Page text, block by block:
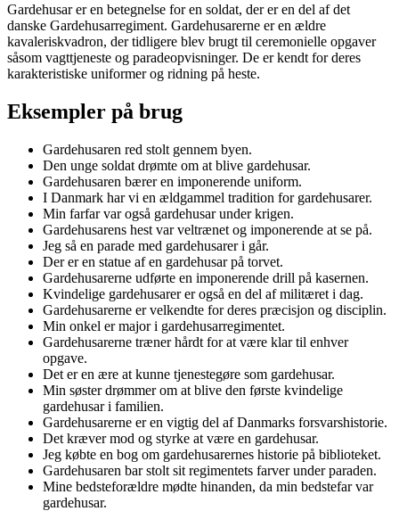
Gardehusar er en betegnelse for en soldat, der er en del af det
danske Gardehusarregiment. Gardehusarerne er en ældre
kavaleriskvadron, der tidligere blev brugt til ceremonielle opgaver
såsom vagttjeneste og paradeopvisninger. De er kendt for deres
karakteristiske uniformer og ridning på heste.
Eksempler på brug
Gardehusaren red stolt gennem byen.
Den unge soldat drømte om at blive gardehusar.
Gardehusaren bærer en imponerende uniform.
I Danmark har vi en ældgammel tradition for gardehusarer.
Min farfar var også gardehusar under krigen.
Gardehusarens hest var veltrænet og imponerende at se på.
Jeg så en parade med gardehusarer i går.
Der er en statue af en gardehusar på torvet.
Gardehusarerne udførte en imponerende drill på kasernen.
Kvindelige gardehusarer er også en del af militæret i dag.
Gardehusarerne er velkendte for deres præcisjon og disciplin.
Min onkel er major i gardehusarregimentet.
Gardehusarerne træner hårdt for at være klar til enhver
opgave.
Det er en ære at kunne tjenestegøre som gardehusar.
Min søster drømmer om at blive den første kvindelige
gardehusar i familien.
Gardehusarerne er en vigtig del af Danmarks forsvarshistorie.
Det kræver mod og styrke at være en gardehusar.
Jeg købte en bog om gardehusarernes historie på biblioteket.
Gardehusaren bar stolt sit regimentets farver under paraden.
Mine bedsteforældre mødte hinanden, da min bedstefar var
gardehusar.